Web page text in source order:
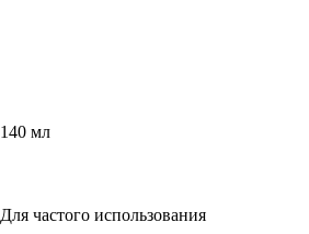
140 мл
Для частого использования